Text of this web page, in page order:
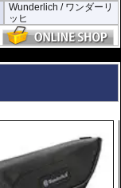
Wunderlich / ワンダーリ
ッヒ